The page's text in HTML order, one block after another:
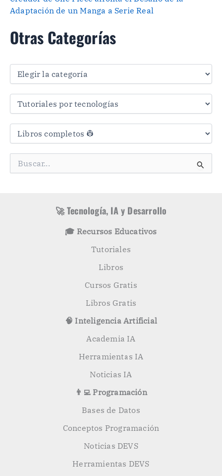
Adaptación de un Manga a Serie Real
Otras Categorías
O
a
a
🚀 Tecnología, IA y Desarrollo
🎓 Recursos Educativos
Tutoriales
Libros
Cursos Gratis
Libros Gratis
🧠 Inteligencia Artificial
Academia IA
Herramientas IA
Noticias IA
👨‍💻 Programación
Bases de Datos
Conceptos Programación
Noticias DEVS
Herramientas DEVS